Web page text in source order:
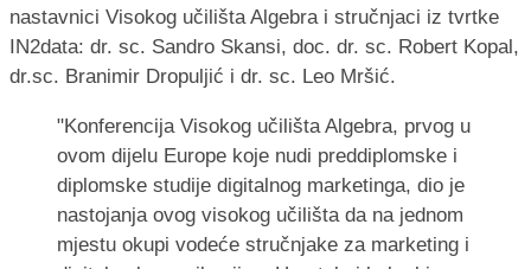
nastavnici Visokog učilišta Algebra i stručnjaci iz tvrtke
IN2data: dr. sc. Sandro Skansi, doc. dr. sc. Robert Kopal,
dr.sc. Branimir Dropuljić i dr. sc. Leo Mršić.
"Konferencija Visokog učilišta Algebra, prvog u
ovom dijelu Europe koje nudi preddiplomske i
diplomske studije digitalnog marketinga, dio je
nastojanja ovog visokog učilišta da na jednom
mjestu okupi vodeće stručnjake za marketing i